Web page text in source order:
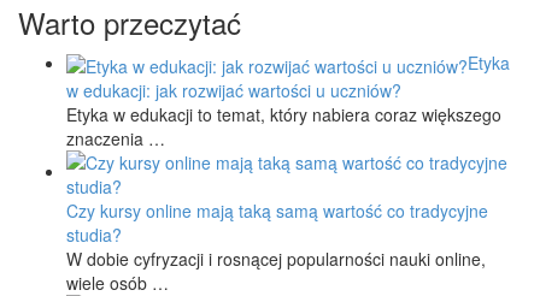
Warto przeczytać
Etyka
w edukacji: jak rozwijać wartości u uczniów?
Etyka w edukacji to temat, który nabiera coraz większego
znaczenia …
Czy kursy online mają taką samą wartość co tradycyjne
studia?
W dobie cyfryzacji i rosnącej popularności nauki online,
wiele osób …